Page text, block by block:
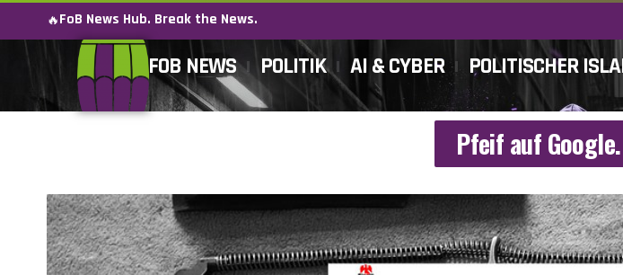
🔥FoB News Hub. Break the News.
FOB NEWS POLITIK AI & CYBER POLITISCHER
Pfeif auf